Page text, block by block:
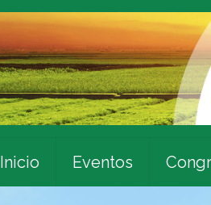
Inicio Eventos